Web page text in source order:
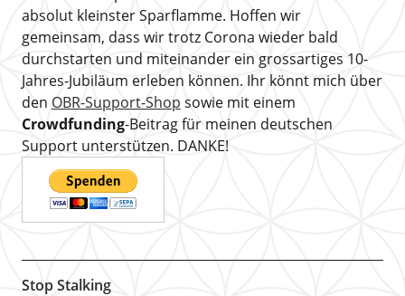
absolut kleinster Sparflamme. Hoffen wir
gemeinsam, dass wir trotz Corona wieder bald
durchstarten und miteinander ein grossartiges 10-
Jahres-Jubiläum erleben können. Ihr könnt mich über
den OBR-Support-Shop sowie mit einem
Crowdfunding-Beitrag für meinen deutschen
Support unterstützen. DANKE!
Stop Stalking